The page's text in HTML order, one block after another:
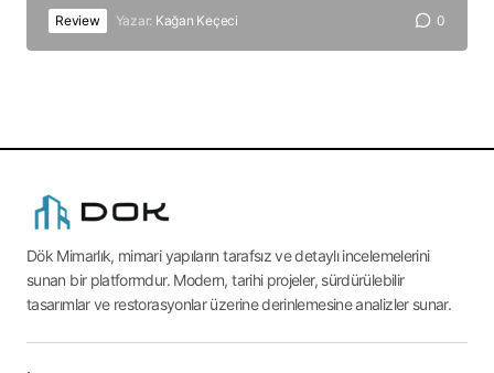
Review Yazar: Kağan Keçeci 0
Dök Mimarlık, mimari yapıların tarafsız ve detaylı incelemelerini
sunan bir platformdur. Modern, tarihi projeler, sürdürülebilir
tasarımlar ve restorasyonlar üzerine derinlemesine analizler sunar.